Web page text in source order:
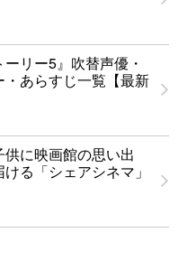
ーリー5』吹替声優・
・あらすじ一覧【最新
に映画館の思い出
る「シェアシネマ」